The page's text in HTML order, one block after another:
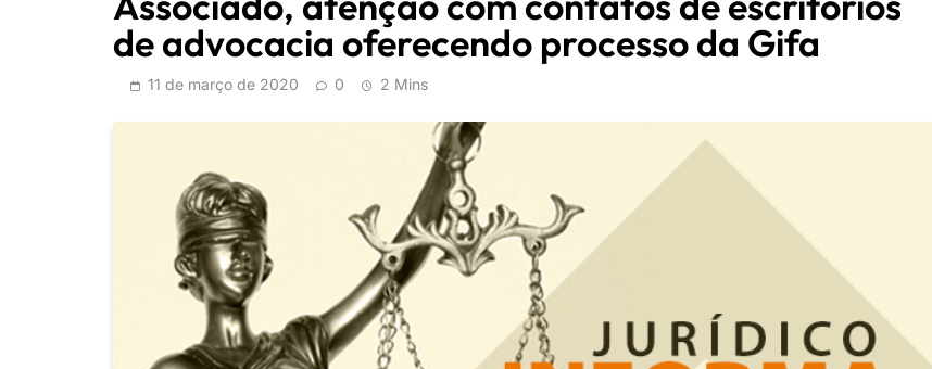
de advocacia oferecendo processo da Gifa
11 de março de 2020 0 2 Mins